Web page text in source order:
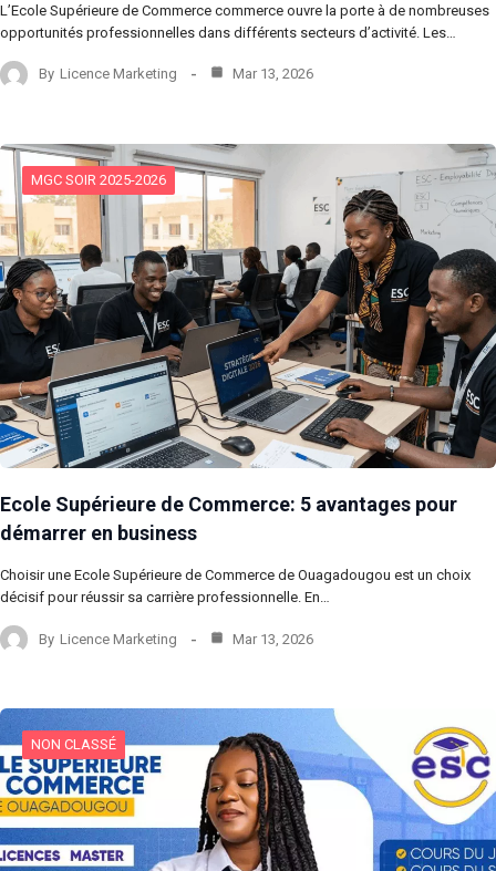
L’Ecole Supérieure de Commerce commerce ouvre la porte à de nombreuses
opportunités professionnelles dans différents secteurs d’activité. Les…
By Licence Marketing Mar 13, 2026
MGC SOIR 2025-2026
Ecole Supérieure de Commerce: 5 avantages pour
démarrer en business
Choisir une Ecole Supérieure de Commerce de Ouagadougou est un choix
décisif pour réussir sa carrière professionnelle. En…
By Licence Marketing Mar 13, 2026
NON CLASSÉ